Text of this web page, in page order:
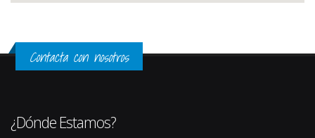
Contacta con nosotros
¿Dónde Estamos?